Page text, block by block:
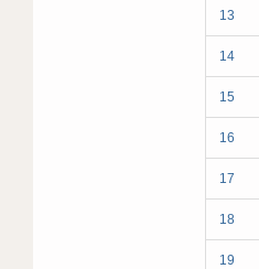
13
14
15
16
17
18
19